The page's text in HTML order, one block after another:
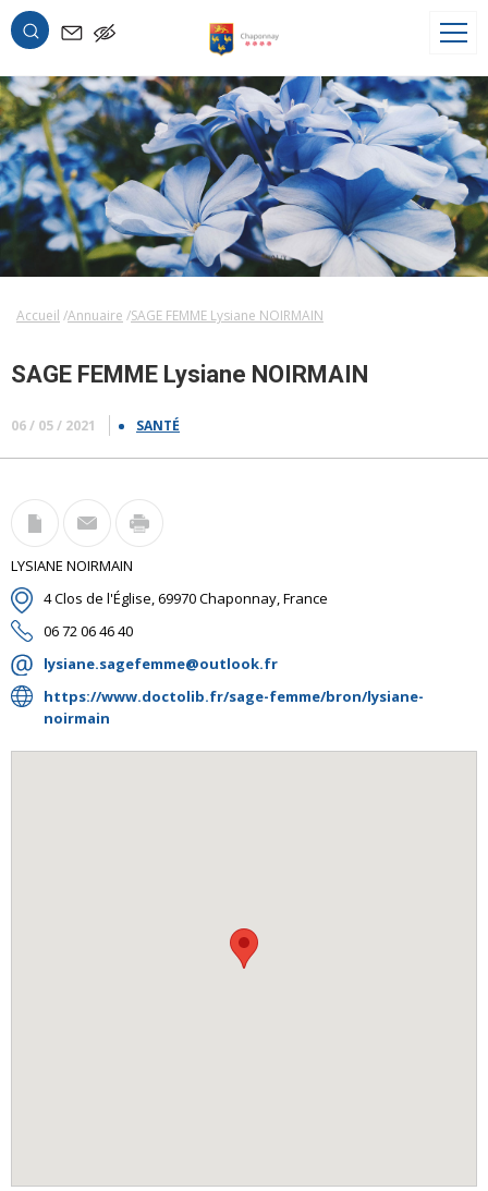
OK
Accueil Annuaire SAGE FEMME Lysiane NOIRMAIN
SAGE FEMME Lysiane NOIRMAIN
06 / 05 / 2021 SANTÉ
LYSIANE NOIRMAIN
4 Clos de l'Église, 69970 Chaponnay, France
06 72 06 46 40
lysiane.sagefemme@outlook.fr
https://www.doctolib.fr/sage-femme/bron/lysiane-
noirmain